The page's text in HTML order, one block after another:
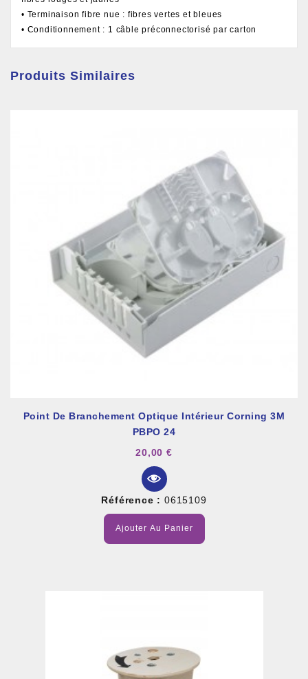
• Terminaison fibre nue : fibres vertes et bleues
• Conditionnement : 1 câble préconnectorisé par carton
Produits Similaires
Point De Branchement Optique Intérieur Corning 3M
PBPO 24
20,00 €
Référence : 0615109
Ajouter Au Panier